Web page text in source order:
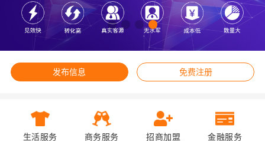
发布信息 免费注册
生活服务 商务服务 招商加盟 金融服务